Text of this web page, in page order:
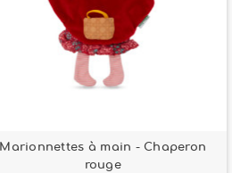
Marionnettes à main - Chaperon
rouge